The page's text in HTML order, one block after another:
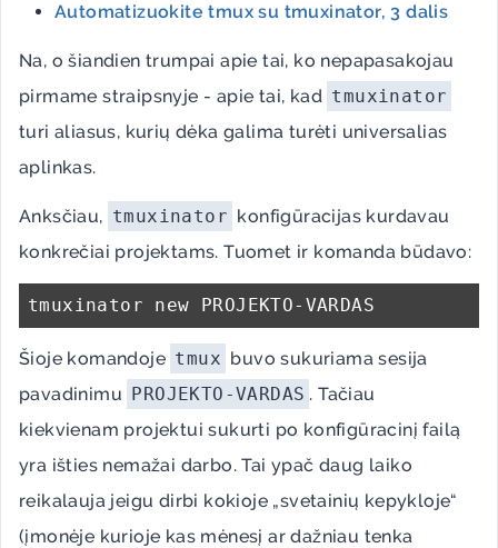
Automatizuokite tmux su tmuxinator, 3 dalis
Na, o šiandien trumpai apie tai, ko nepapasakojau
pirmame straipsnyje - apie tai, kad tmuxinator
turi aliasus, kurių dėka galima turėti universalias
aplinkas.
Anksčiau, tmuxinator konfigūracijas kurdavau
konkrečiai projektams. Tuomet ir komanda būdavo:
Šioje komandoje tmux buvo sukuriama sesija
pavadinimu PROJEKTO-VARDAS . Tačiau
kiekvienam projektui sukurti po konfigūracinį failą
yra išties nemažai darbo. Tai ypač daug laiko
reikalauja jeigu dirbi kokioje „svetainių kepykloje“
(įmonėje kurioje kas mėnesį ar dažniau tenka